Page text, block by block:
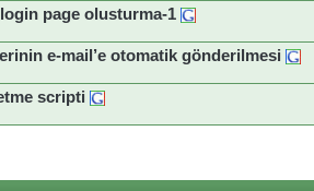
page olusturma-1
e-mail’e otomatik gönderilmesi
scripti